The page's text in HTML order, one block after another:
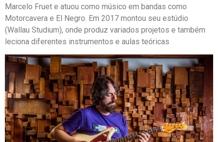
Marcelo Fruet e atuou como músico em bandas como
Motorcavera e El Negro. Em 2017 montou seu estúdio
(Wallau Studium), onde produz variados projetos e também
leciona diferentes instrumentos e aulas teóricas